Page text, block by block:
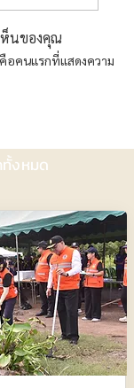
นของคุณ
อคนแรกที่แสดงความ
งหมด